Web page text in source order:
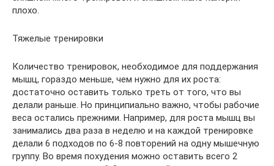
плохо.
Тяжелые тренировки
Количество тренировок, необходимое для поддержания
мышц, гораздо меньше, чем нужно для их роста:
достаточно оставить только треть от того, что вы
делали раньше. Но принципиально важно, чтобы рабочие
веса остались прежними. Например, для роста мышц вы
занимались два раза в неделю и на каждой тренировке
делали 6 подходов по 6-8 повторений на одну мышечную
группу. Во время похудения можно оставить всего 2